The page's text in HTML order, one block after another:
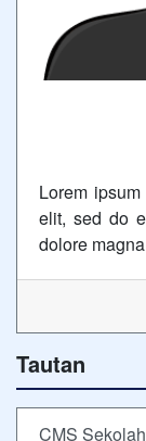
Lorem
elit, sed do
dolore
Tautan
CMS